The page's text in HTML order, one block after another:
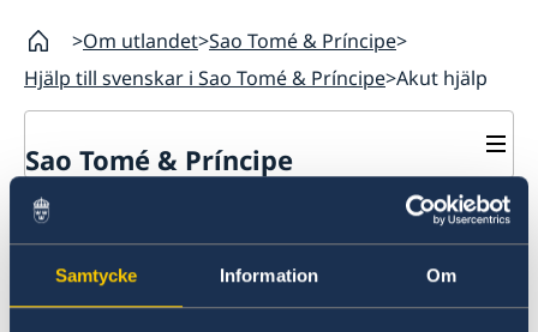
Samtycke Information Om
Om utlandet Sao Tomé & Príncipe
Hjälp till svenskar i Sao Tomé & Príncipe Akut hjälp
Sao Tomé & Príncipe
Rösta i Sao Tomé & Príncipe
Hjälp till svenskar i Sao Tomé &
Príncipe
Rösta i Sao Tomé & Príncipe
Akut hjälp
Akut hjälp
På dessa sidor hittar du information om vilken